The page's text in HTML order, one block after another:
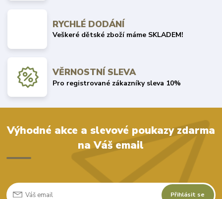
RYCHLÉ DODÁNÍ
Veškeré dětské zboží máme SKLADEM!
VĚRNOSTNÍ SLEVA
Pro registrované zákazníky sleva 10%
Výhodné akce a slevové poukazy zdarma
na Váš email
Přihlásit se